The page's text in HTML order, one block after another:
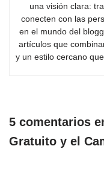
una visión clara:
conecten con las
en el mundo del
artículos que
y un estilo cercano
5 comentarios
Gratuito y el